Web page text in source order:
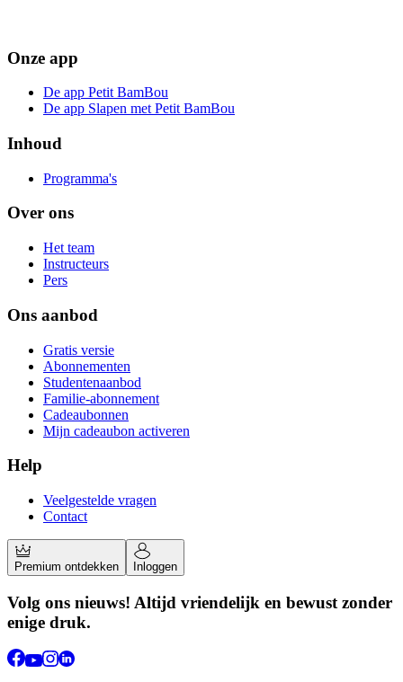
Onze app
De app Petit BamBou
De app Slapen met Petit BamBou
Inhoud
Programma's
Over ons
Het team
Instructeurs
Pers
Ons aanbod
Gratis versie
Abonnementen
Studentenaanbod
Familie-abonnement
Cadeaubonnen
Mijn cadeaubon activeren
Help
Veelgestelde vragen
Contact
Premium ontdekken Inloggen
Volg ons nieuws! Altijd vriendelijk en bewust zonder
enige druk.